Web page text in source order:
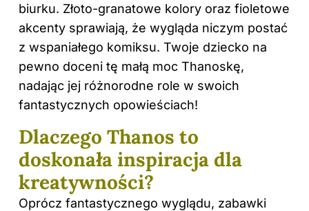
biurku. Złoto-granatowe kolory oraz fioletowe
akcenty sprawiają, że wygląda niczym postać
z wspaniałego komiksu. Twoje dziecko na
pewno doceni tę małą moc Thanoskę,
nadając jej różnorodne role w swoich
fantastycznych opowieściach!
Dlaczego Thanos to
doskonała inspiracja dla
kreatywności?
Oprócz fantastycznego wyglądu, zabawki